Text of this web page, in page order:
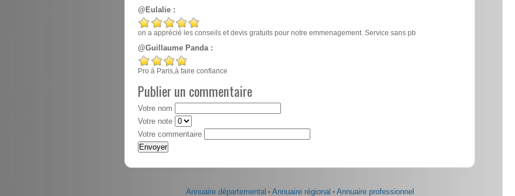
@Eulalie :
on a apprécié les conseils et devis gratuits pour notre emmenagement. Service sans pb
@Guillaume Panda :
Pro à Paris,à faire confiance
Publier un commentaire
Votre nom
Votre note
Votre commentaire
-
Annuaire départemental • Annuaire régional • Annuaire professionnel